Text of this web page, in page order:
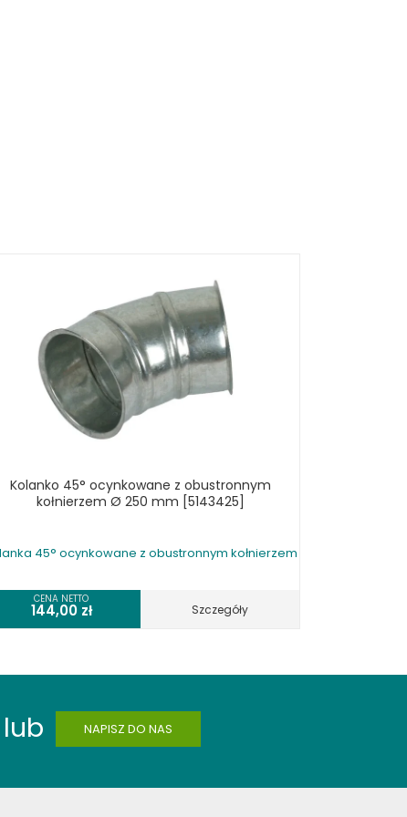
Kolanko 45° ocynkowane z obustronnym
kołnierzem Ø 250 mm [5143425]
45° ocynkowane z obustronnym kołnierzem
CENA NETTO
144,00 zł Szczegóły
lub NAPISZ DO NAS